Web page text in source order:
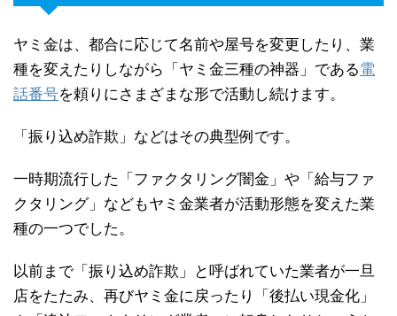
ヤミ金は、都合に応じて名前や屋号を変更したり、業
種を変えたりしながら「ヤミ金三種の神器」である電
話番号を頼りにさまざまな形で活動し続けます。
「振り込め詐欺」などはその典型例です。
一時期流行した「ファクタリング闇金」や「給与ファ
クタリング」などもヤミ金業者が活動形態を変えた業
種の一つでした。
以前まで「振り込め詐欺」と呼ばれていた業者が一旦
店をたたみ、再びヤミ金に戻ったり「後払い現金化」